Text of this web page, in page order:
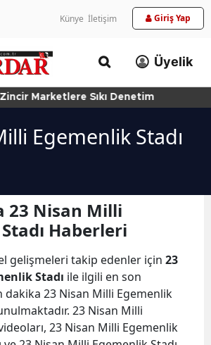
Künye İletişim Giriş Yap
Üyelik
Marketlere Sıkı Denetim
Egemenlik Stadı
23 Nisan Milli
Haberleri
gelişmeleri takip edenler için 23
Stadı ile ilgili en son
dakika 23 Nisan Milli Egemenlik
23 Nisan Milli
23 Nisan Milli Egemenlik